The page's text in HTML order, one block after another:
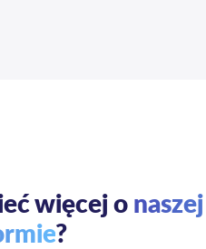
więcej o naszej
?